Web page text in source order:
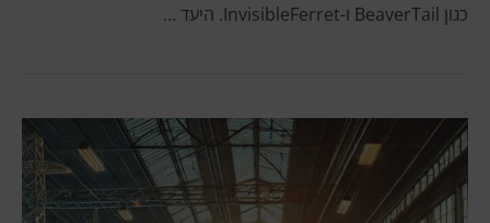
כגון BeaverTail ו-InvisibleFerret. היעד …